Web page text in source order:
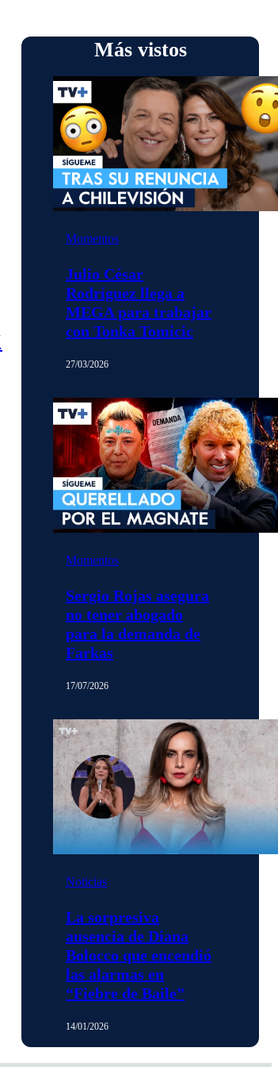
Más vistos
Momentos
Julio César
Rodríguez llega a
MEGA para trabajar
con Tonka Tomicic
27/03/2026
Momentos
Sergio Rojas asegura
no tener abogado
para la demanda de
Farkas
17/07/2026
Noticias
La sorpresiva
ausencia de Diana
Bolocco que encendió
las alarmas en
“Fiebre de Baile”
14/01/2026